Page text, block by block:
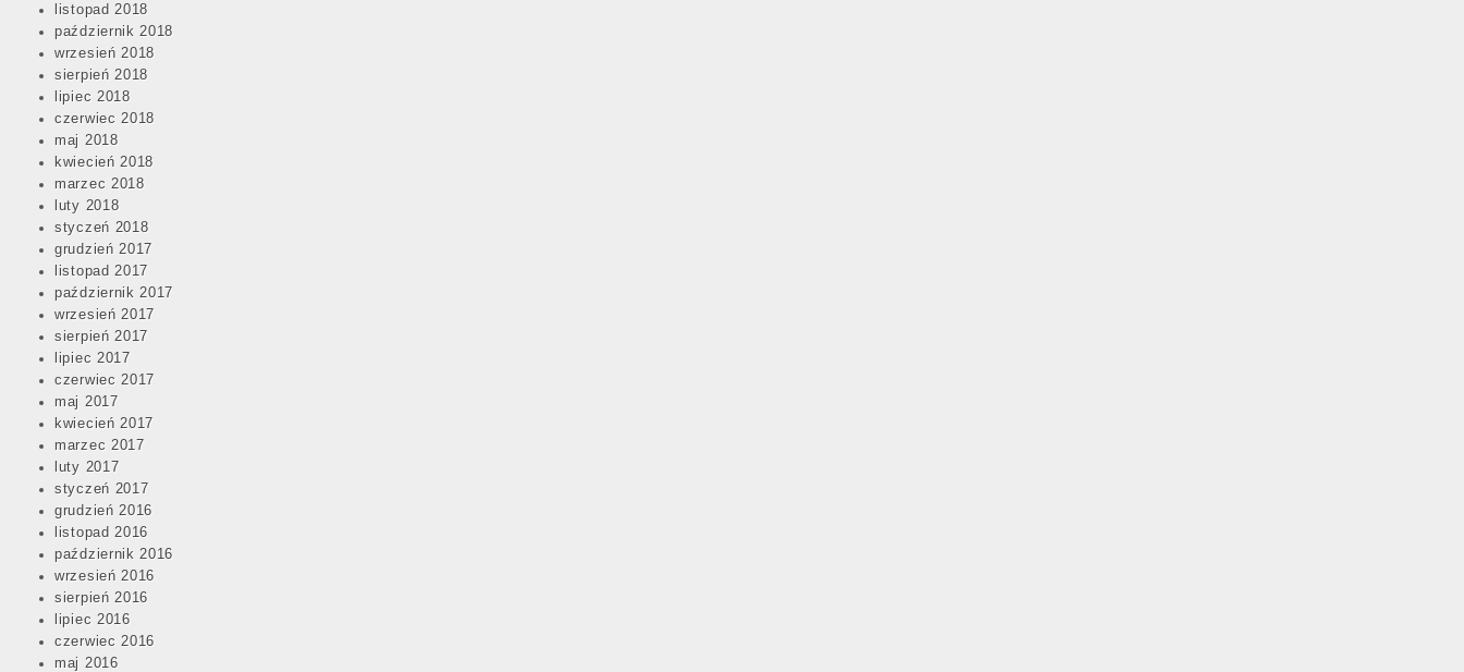
listopad 2018
październik 2018
wrzesień 2018
sierpień 2018
lipiec 2018
czerwiec 2018
maj 2018
kwiecień 2018
marzec 2018
luty 2018
styczeń 2018
grudzień 2017
listopad 2017
październik 2017
wrzesień 2017
sierpień 2017
lipiec 2017
czerwiec 2017
maj 2017
kwiecień 2017
marzec 2017
luty 2017
styczeń 2017
grudzień 2016
listopad 2016
październik 2016
wrzesień 2016
sierpień 2016
lipiec 2016
czerwiec 2016
maj 2016